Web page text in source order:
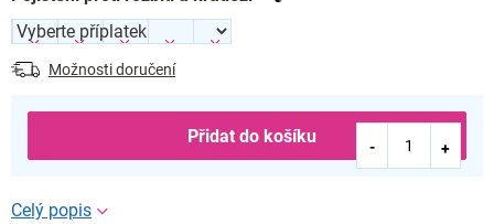
Možnosti doručení
Přidat do košíku